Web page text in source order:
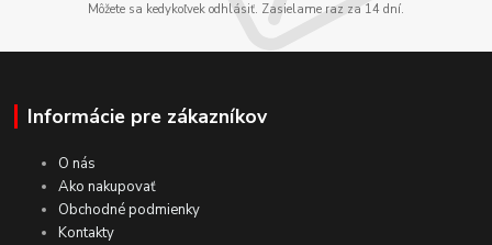
Môžete sa kedykoľvek odhlásiť. Zasielame raz za 14 dní.
Informácie pre zákazníkov
O nás
Ako nakupovať
Obchodné podmienky
Kontakty